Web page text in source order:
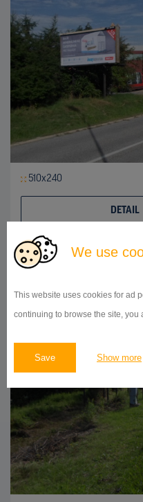
We use
This website uses cookies for ad
continuing to browse the site, you
Save Show more
510x240
DETAIL
BILLBOARD